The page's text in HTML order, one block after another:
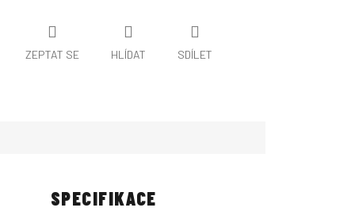
ZEPTAT SE HLÍDAT SDÍLET
SPECIFIKACE